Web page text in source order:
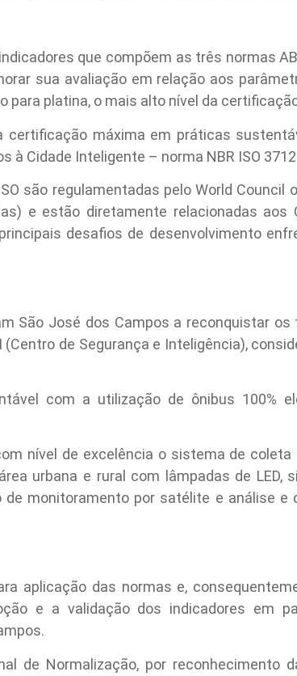
que compõem as três normas
sua avaliação em relação aos
para platina, o mais alto nível da
certificação máxima em práticas
à Cidade Inteligente – norma NBR ISO
são regulamentadas pelo World Council
e estão diretamente relacionadas aos
desafios de desenvolvimento
São José dos Campos a reconquistar
(Centro de Segurança e Inteligência),
com a utilização de ônibus 100%
nível de excelência o sistema de
urbana e rural com lâmpadas de
monitoramento por satélite e análise e
aplicação das normas e,
e a validação dos indicadores em
de Normalização, por reconhecimento